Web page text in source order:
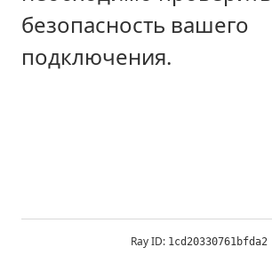
безопасность вашего
подключения.
Ray ID: 1cd20330761bfda2